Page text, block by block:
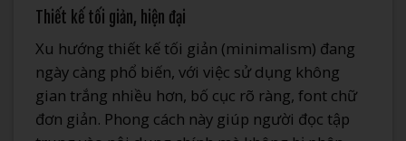
Thiết kế tối giản, hiện đại
Xu hướng thiết kế tối giản (minimalism) đang
ngày càng phổ biến, với việc sử dụng không
gian trắng nhiều hơn, bố cục rõ ràng, font chữ
đơn giản. Phong cách này giúp người đọc tập